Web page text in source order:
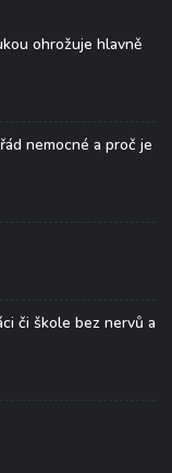
ohrožuje hlavně
nemocné a proč je
či škole bez nervů a